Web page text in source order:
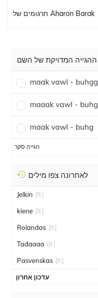
תרגומים של Aharon Barak
maak vawl - buhgg
maaak vawl - buhg
maak vawl - buhg
הגייה סקר
לאחרונה צפו מילים
Jelkin [lt]
kiene [lt]
Rolandas [lt]
Tadaaaa [lt]
Pasvenskas [lt]
עדכון אחרון